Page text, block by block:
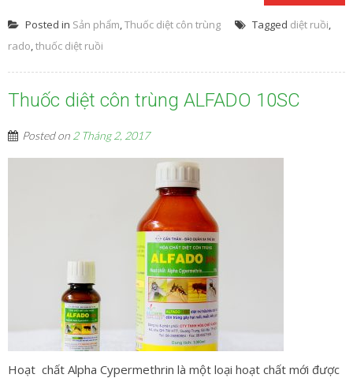
Posted in Sản phẩm,Thuốc diệt côn trùng Tagged diệt ruồi,
rado,thuốc diệt ruồi
Thuốc diệt côn trùng ALFADO 10SC
Posted on 2 Tháng 2, 2017
Hoạt chất Alpha Cypermethrin là một loại hoạt chất mới được